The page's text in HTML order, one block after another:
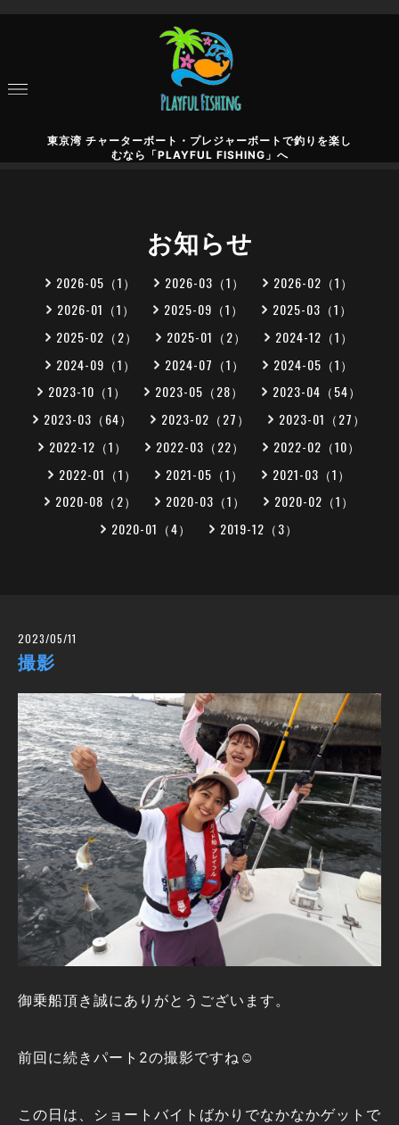
東京湾 チャーターボート・プレジャーボートで釣りを楽し
むなら「PLAYFUL FISHING」へ
お知らせ
2026-05（1） 2026-03（1）
2026-02（1）
2026-01（1）
2025-09（1）
2025-03（1）
2025-02（2）
2025-01（2）
2024-12（1）
2024-09（1）
2024-07（1）
2024-05（1）
2023-10（1）
2023-05（28）
2023-04（54）
2023-03（64）
2023-02（27）
2023-01（27）
2022-12（1）
2022-03（22）
2022-02（10）
2022-01（1）
2021-05（1）
2021-03（1）
2020-08（2）
2020-03（1）
2020-02（1）
2020-01（4）
2019-12（3）
2023/05/11
撮影
御乗船頂き誠にありがとうございます。
前回に続きパート2の撮影ですね☺️
この日は、ショートバイトばかりでなかなかゲットで